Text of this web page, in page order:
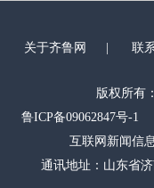
关于齐鲁网 联
版权所有
鲁ICP备09062847号-1
互联网新闻信
通讯地址：山东省